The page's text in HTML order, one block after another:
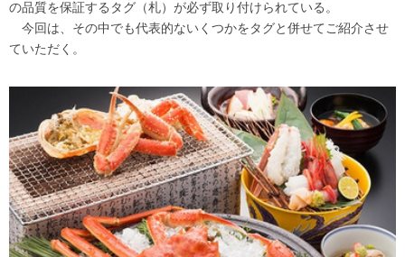
の品質を保証するタグ（札）が必ず取り付けられている。
今回は、その中でも代表的ないくつかをタグと併せてご紹介させ
ていただく。